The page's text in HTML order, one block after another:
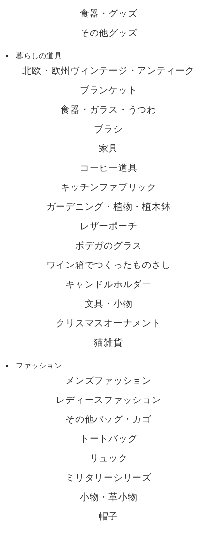
食器・グッズ
その他グッズ
暮らしの道具
北欧・欧州ヴィンテージ・アンティーク
ブランケット
食器・ガラス・うつわ
ブラシ
家具
コーヒー道具
キッチンファブリック
ガーデニング・植物・植木鉢
レザーポーチ
ボデガのグラス
ワイン箱でつくったものさし
キャンドルホルダー
文具・小物
クリスマスオーナメント
猫雑貨
ファッション
メンズファッション
レディースファッション
その他バッグ・カゴ
トートバッグ
リュック
ミリタリーシリーズ
小物・革小物
帽子